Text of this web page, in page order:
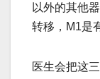
以外的其他
转移，M1是
医生会把这